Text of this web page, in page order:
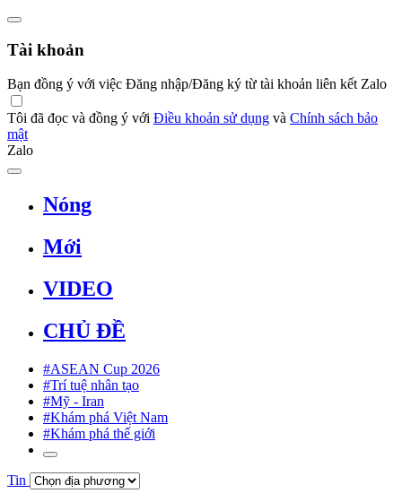
Tài khoản
Bạn đồng ý với việc Đăng nhập/Đăng ký từ tài khoản liên kết Zalo
Tôi đã đọc và đồng ý với Điều khoản sử dụng và Chính sách bảo
mật
Zalo
Nóng
Mới
VIDEO
CHỦ ĐỀ
#ASEAN Cup 2026
#Trí tuệ nhân tạo
#Mỹ - Iran
#Khám phá Việt Nam
#Khám phá thế giới
Tin